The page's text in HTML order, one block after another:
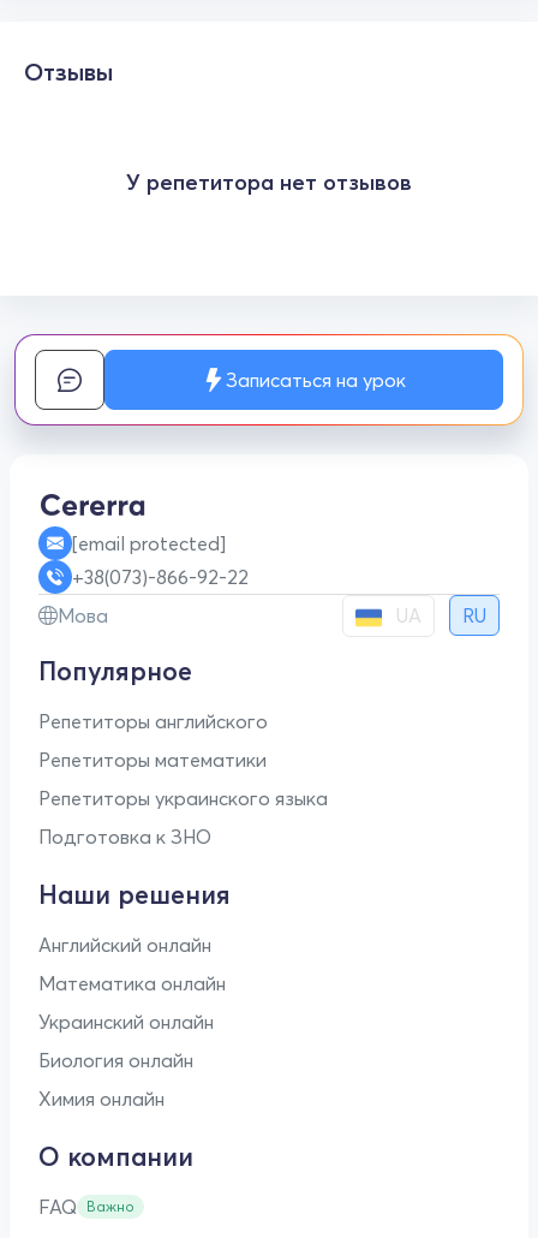
Отзывы
У репетитора нет отзывов
Записаться на урок
[email protected]
+38(073)-866-92-22
Мова
UA RU
Популярное
Репетиторы английского
Репетиторы математики
Репетиторы украинского языка
Подготовка к ЗНО
Наши решения
Английский онлайн
Математика онлайн
Украинский онлайн
Биология онлайн
Химия онлайн
О компании
FAQ Важно